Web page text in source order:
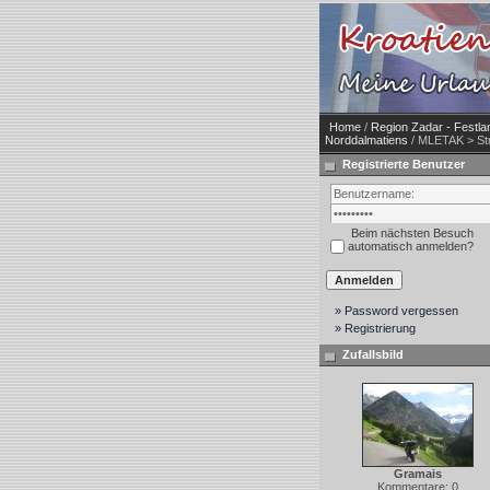
Home / Region Zadar -
Norddalmatiens / MLETAK >
Registrierte Benutzer
Beim nächsten Besuch
automatisch anmelden?
» Password vergessen
» Registrierung
Zufallsbild
Gramais
Kommentare: 0